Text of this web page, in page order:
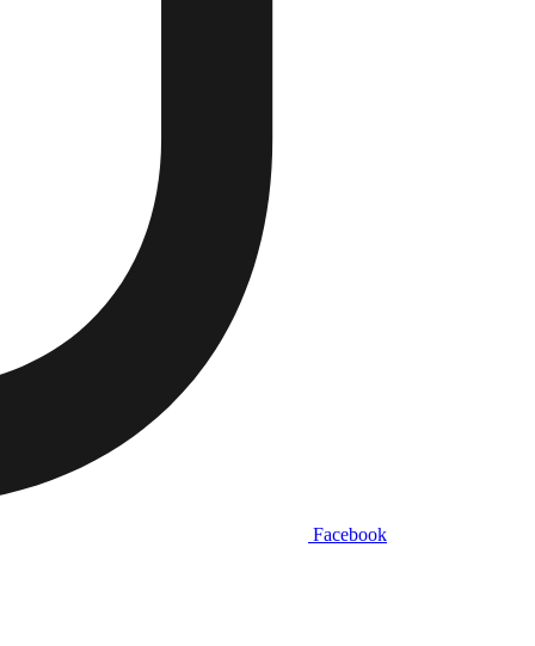
Facebook